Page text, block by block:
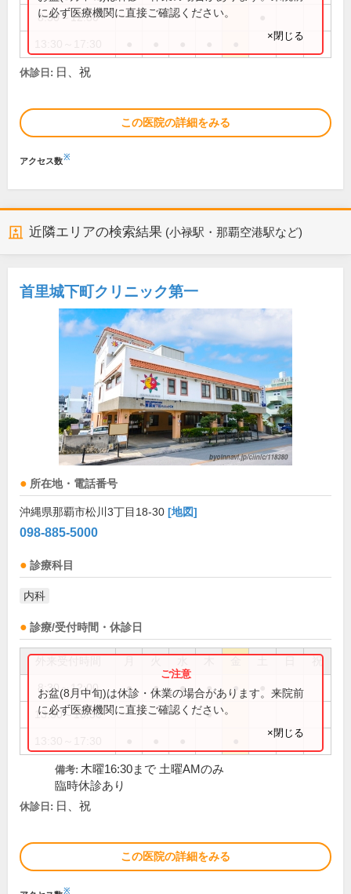
8:30～12:30
に必ず医療機関に直接ご確認ください。
×閉じる
休診日: 日、祝
この医院の詳細をみる
アクセス数※
近隣エリアの検索結果 (小禄駅・那覇空港駅など)
首里城下町クリニック第一
所在地・電話番号
沖縄県那覇市松川3丁目18-30 [地図]
098-885-5000
診療科目
内科
診療/受付時間・休診日
祝
8:30～12:00 ● ● ● ● ●
13:30～16:30 ●
お盆(8月中旬)は休診・休業の場合があります。来院前
に必ず医療機関に直接ご確認ください。
×閉じる
備考: 木曜16:30まで 土曜AMのみ
臨時休診あり
休診日: 日、祝
この医院の詳細をみる
※